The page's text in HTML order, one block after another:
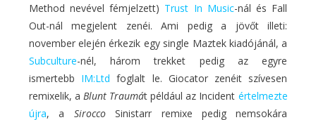
Method nevével fémjelzett) Trust In Music-nál és Fall
Out-nál megjelent zenéi. Ami pedig a jövőt illeti:
november elején érkezik egy single Maztek kiadójánál, a
Subculture-nél, három trekket pedig az egyre
ismertebb IM:Ltd foglalt le. Giocator zenéit szívesen
remixelik, a Blunt Traumát például az Incident értelmezte
újra, a SiroccoSinistarr remixe pedig nemsokára